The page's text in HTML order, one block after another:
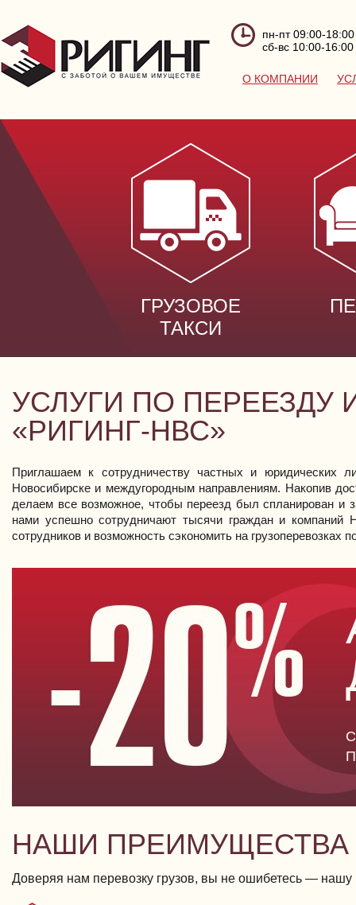
пн-пт 09:00-18:00
сб-вс 10:00-16:00
О КОМПАНИИ
ГРУЗОВОЕ
ТАКСИ
УСЛУГИ ПО ПЕРЕЕЗДУ
«РИГИНГ-НВС»
Приглашаем к сотрудничеству частных и юридических
Новосибирске и междугородным направлениям. Накопив
делаем все возможное, чтобы переезд был спланирован и
нами успешно сотрудничают тысячи граждан и компаний
сотрудников и возможность сэкономить на
НАШИ ПРЕИМУЩЕСТВА
Доверяя нам перевозку грузов, вы не ошибетесь —